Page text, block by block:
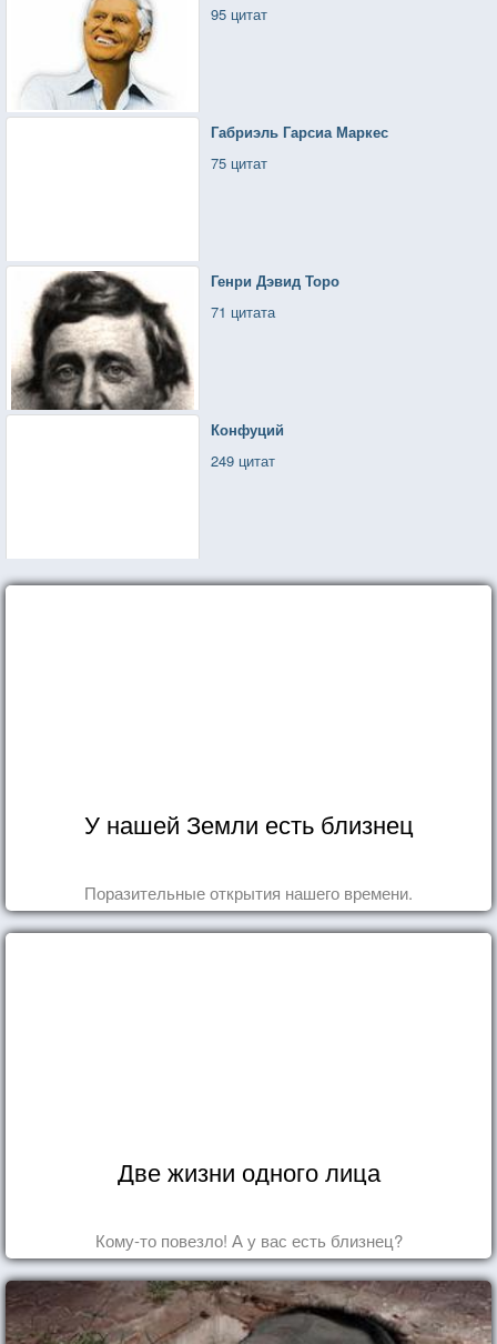
95 цитат
Габриэль Гарсиа Маркес
75 цитат
Генри Дэвид Торо
71 цитата
Конфуций
249 цитат
У нашей Земли есть близнец
Поразительные открытия нашего времени.
Две жизни одного лица
Кому-то повезло! А у вас есть близнец?